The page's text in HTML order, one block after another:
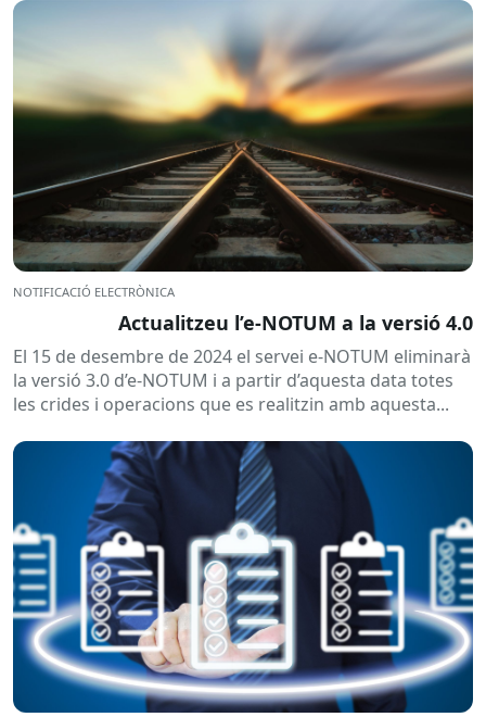
NOTIFICACIÓ ELECTRÒNICA
Actualitzeu l’e-NOTUM a la versió 4.0
El 15 de desembre de 2024 el servei e-NOTUM eliminarà
la versió 3.0 d’e-NOTUM i a partir d’aquesta data totes
les crides i operacions que es realitzin amb aquesta...